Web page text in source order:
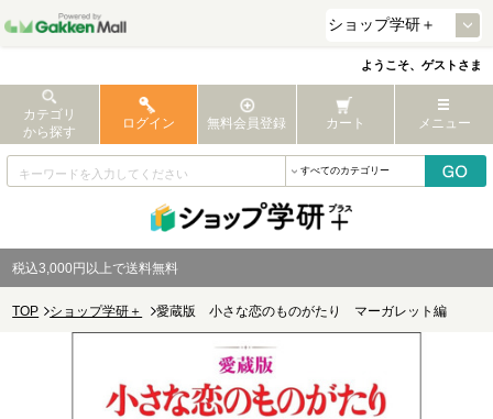
ようこそ、ゲストさま
カテゴリ
から探す
ログイン 無料会員登録 カート メニュー
税込3,000円以上で送料無料
TOP ショップ学研＋ 愛蔵版 小さな恋のものがたり マーガレット編